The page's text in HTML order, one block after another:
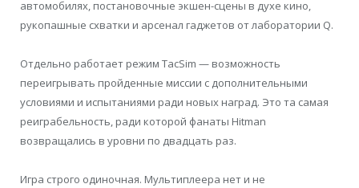
автомобилях, постановочные экшен-сцены в духе кино,
рукопашные схватки и арсенал гаджетов от лаборатории Q.
Отдельно работает режим TacSim — возможность
переигрывать пройденные миссии с дополнительными
условиями и испытаниями ради новых наград. Это та самая
реиграбельность, ради которой фанаты Hitman
возвращались в уровни по двадцать раз.
Игра строго одиночная. Мультиплеера нет и не